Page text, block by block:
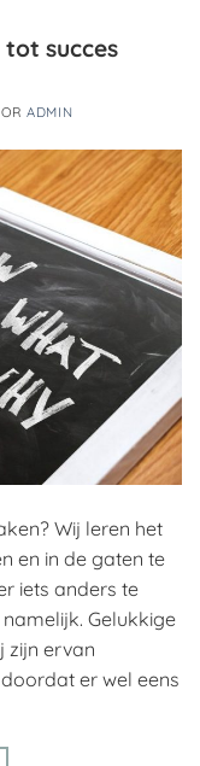
succes
ADMIN
Wij leren het
en in de gaten te
iets anders te
Gelukkige
zijn ervan
er wel eens